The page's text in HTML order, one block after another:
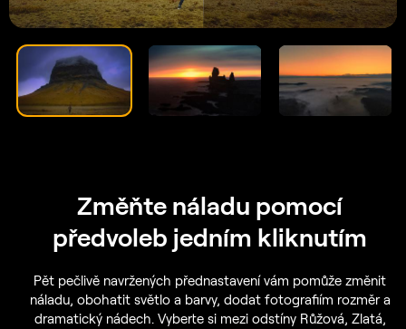
Změňte náladu pomocí
předvoleb jedním kliknutím
Pět pečlivě navržených přednastavení vám pomůže změnit
náladu, obohatit světlo a barvy, dodat fotografiím rozměr a
dramatický nádech. Vyberte si mezi odstíny Růžová, Zlatá,